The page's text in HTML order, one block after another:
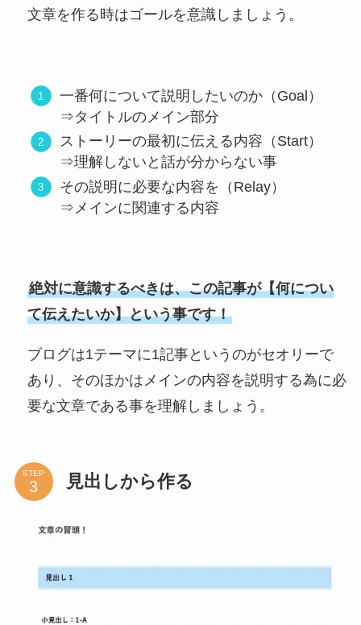
文章を作る時はゴールを意識しましょう。
一番何について説明したいのか（Goal）
⇒タイトルのメイン部分
ストーリーの最初に伝える内容（Start）
⇒理解しないと話が分からない事
その説明に必要な内容を（Relay）
⇒メインに関連する内容
絶対に意識するべきは、この記事が【何につい
て伝えたいか】という事です！
ブログは1テーマに1記事というのがセオリーで
あり、そのほかはメインの内容を説明する為に必
要な文章である事を理解しましょう。
STEP 見出しから作る